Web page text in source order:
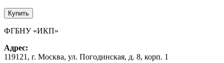
Купить
ФГБНУ «ИКП»
Адрес:
119121, г. Москва, ул. Погодинская, д. 8, корп. 1